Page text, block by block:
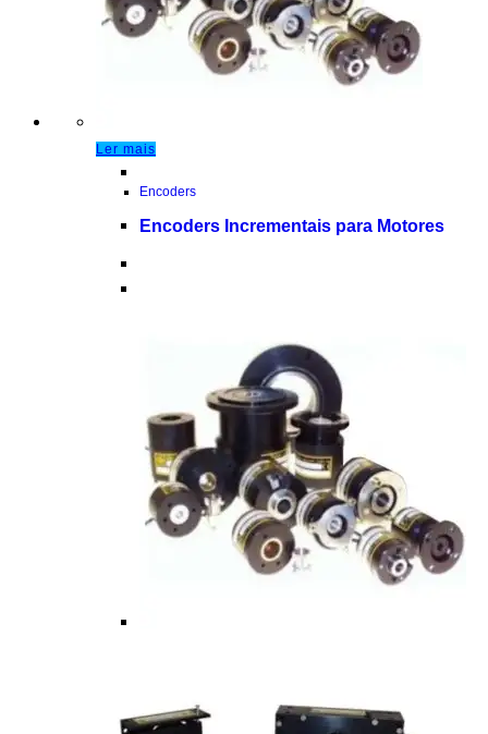
Ler mais
Encoders
Encoders Incrementais para Motores